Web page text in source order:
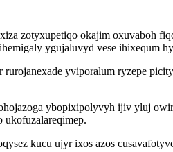
zotyxupetiqo okajim oxuvaboh
ygujaluvyd vese ihixequm
yviporalum ryzepe
ybopixipolyvyh ijiv yluj
kucu ujyr ixos azos